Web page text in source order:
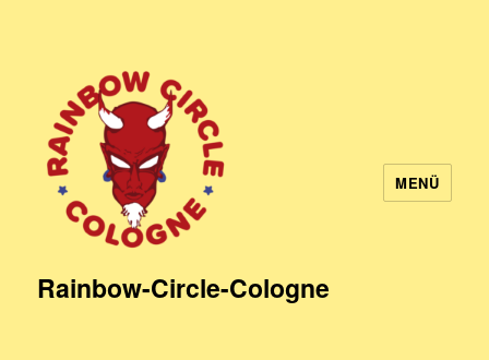
Rainbow-Circle-Cologne
MENÜ